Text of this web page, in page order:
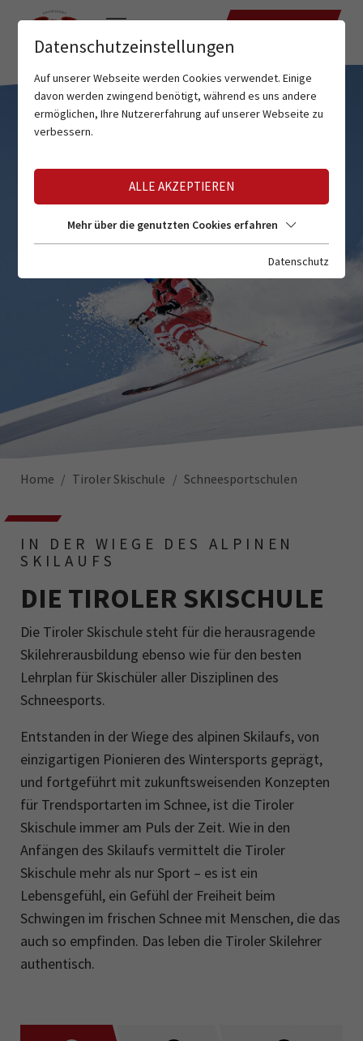
Home Tiroler Skischule Schneesportschulen
IN DER WIEGE DES ALPINEN
SKILAUFS
DIE TIROLER SKISCHULE
Die Tiroler Skischule steht für die herausragende
Skilehrerausbildung ebenso wie für den besten
Lehrplan für Skischüler aller Disziplinen des
Schneesports.
Entstanden in der Wiege des alpinen Skilaufs, von
einzigartigen Pionieren des Wintersports geprägt,
und fortgeführt mit zukunftsweisenden Konzepten
für Trendsportarten im Schnee, ist die Tiroler
Skischule immer am Puls der Zeit. Wie in den
Anfängen des Skilaufs vermittelt die Tiroler
Skischule mehr als nur Sport – es ist ein
Lebensgefühl, ein Gefühl der Freiheit beim
Schwingen im frischen Schnee mit Menschen, die das
auch so empfinden. Das leben die Tiroler Skilehrer
authentisch.
Datenschutzeinstellungen
Auf unserer Webseite werden Cookies verwendet. Einige
davon werden zwingend benötigt, während es uns andere
ermöglichen, Ihre Nutzererfahrung auf unserer Webseite zu
verbessern.
ALLE AKZEPTIEREN
Mehr über die genutzten Cookies erfahren
Datenschutz